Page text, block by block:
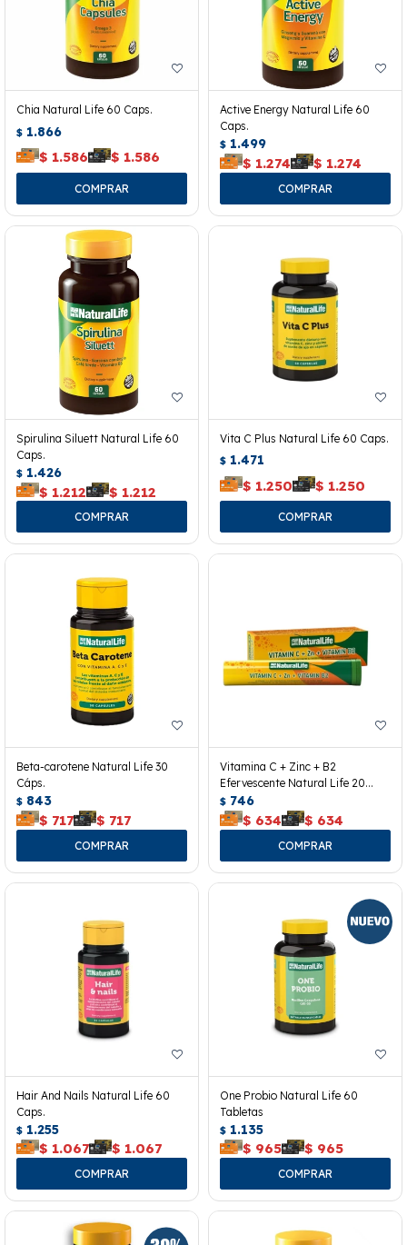
Chia Natural Life 60 Caps.
$ 1.866
$ 1.586 $ 1.586
Active Energy Natural Life 60
Caps.
$ 1.499
$ 1.274 $ 1.274
Spirulina Siluett Natural Life 60
Caps.
$ 1.426
$ 1.212 $ 1.212
Vita C Plus Natural Life 60 Caps.
$ 1.471
$ 1.250 $ 1.250
Beta-carotene Natural Life 30
Cáps.
$ 843
$ 717 $ 717
Vitamina C + Zinc + B2
Efervescente Natural Life 20
Tabletas
$ 746
$ 634 $ 634
Hair And Nails Natural Life 60
Caps.
$ 1.255
$ 1.067 $ 1.067
One Probio Natural Life 60
Tabletas
$ 1.135
$ 965 $ 965